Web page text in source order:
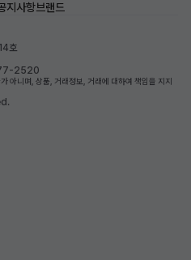
지사항브랜드
호
2520
아니며, 상품, 거래정보, 거래에 대하여 책임을 지지